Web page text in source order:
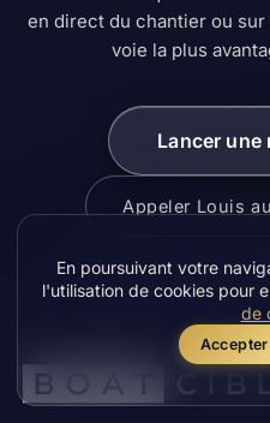
En poursuivant votre
l'utilisation de cookies pour
de
Accepter
en direct du chantier ou
voie la plus
Lancer une
Appeler Louis